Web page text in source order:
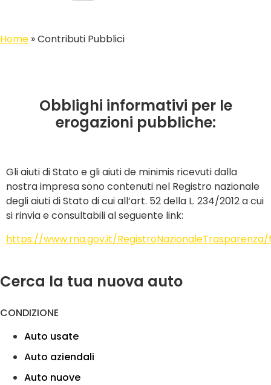
Home »Contributi Pubblici
Obblighi informativi per le
erogazioni pubbliche:
Gli aiuti di Stato e gli aiuti de minimis ricevuti dalla
nostra impresa sono contenuti nel Registro nazionale
degli aiuti di Stato di cui all’art. 52 della L. 234/2012 a cui
si rinvia e consultabili al seguente link:
https://www.rna.gov.it/
Cerca la tua nuova auto
CONDIZIONE
Auto usate
Auto aziendali
Auto nuove